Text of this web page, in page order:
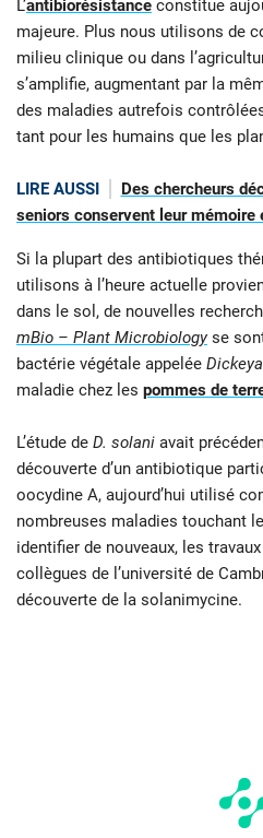
L’antibiorésistance constitue
majeure. Plus nous utilisons de
milieu clinique ou dans
s’amplifie, augmentant par la
des maladies autrefois
tant pour les humains que les
LIRE AUSSI
Des chercheurs
seniors conservent leur mémoire
Si la plupart des antibiotiques
utilisons à l’heure actuelle
dans le sol, de nouvelles
mBio – Plant Microbiologyse
bactérie végétale appelée
maladie chez les pommes de
L’étude de D. solani avait
découverte d’un antibiotique
oocydine A, aujourd’hui utilisé
nombreuses maladies touchant
identifier de nouveaux, les
collègues de l’université de
découverte de la solanimycine.